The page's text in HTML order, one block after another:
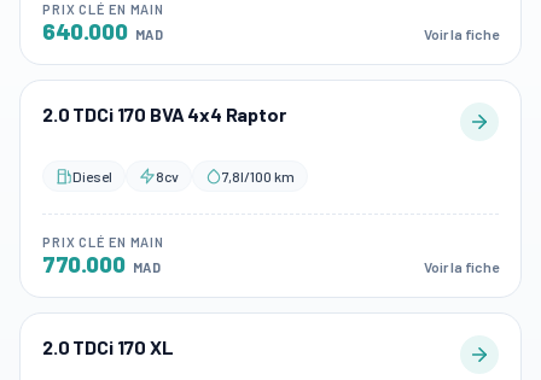
PRIX CLÉ EN MAIN
640.000 MAD Voir la fiche
2.0 TDCi 170 BVA 4x4 Raptor
Diesel 8cv 7,8l/100 km
PRIX CLÉ EN MAIN
770.000 MAD Voir la fiche
2.0 TDCi 170 XL